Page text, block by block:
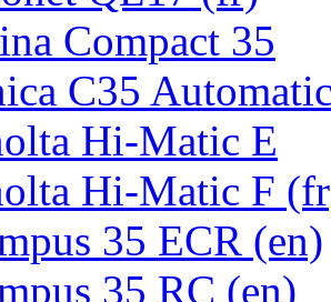
Compact 35
C35
Hi-Matic E
Hi-Matic F
35 ECR (en)
35 RC (en)